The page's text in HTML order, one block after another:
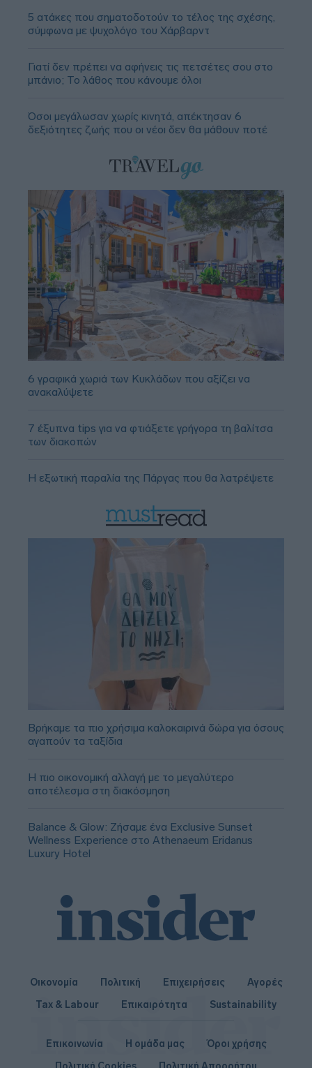
5 ατάκες που σηματοδοτούν το τέλος της σχέσης,
σύμφωνα με ψυχολόγο του Χάρβαρντ
Γιατί δεν πρέπει να αφήνεις τις πετσέτες σου στο
μπάνιο; Το λάθος που κάνουμε όλοι
Όσοι μεγάλωσαν χωρίς κινητά, απέκτησαν 6
δεξιότητες ζωής που οι νέοι δεν θα μάθουν ποτέ
6 γραφικά χωριά των Κυκλάδων που αξίζει να
ανακαλύψετε
7 έξυπνα tips για να φτιάξετε γρήγορα τη βαλίτσα
των διακοπών
Η εξωτική παραλία της Πάργας που θα λατρέψετε
Βρήκαμε τα πιο χρήσιμα καλοκαιρινά δώρα για όσους
αγαπούν τα ταξίδια
Η πιο οικονομική αλλαγή με το μεγαλύτερο
αποτέλεσμα στη διακόσμηση
Balance & Glow: Ζήσαμε ένα Exclusive Sunset
Wellness Experience στο Athenaeum Eridanus
Luxury Hotel
Οικονομία Πολιτική Επιχειρήσεις
Αγορές
Tax & Labour
Επικαιρότητα Sustainability
Επικοινωνία Η ομάδα μας
Όροι χρήσης